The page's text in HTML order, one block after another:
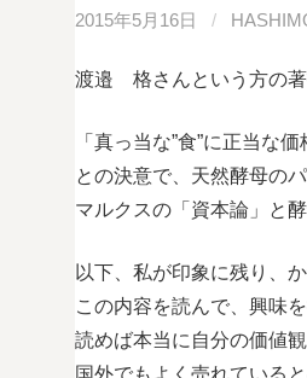
2015年5月16日 /
渡邉 格さんという方の著
「真っ当な”食”に正当な
との決意で、天然酵母の
マルクスの「資本論」と
以下、私が印象に残り、
この内容を読んで、興味
読めば本当に自分の価値